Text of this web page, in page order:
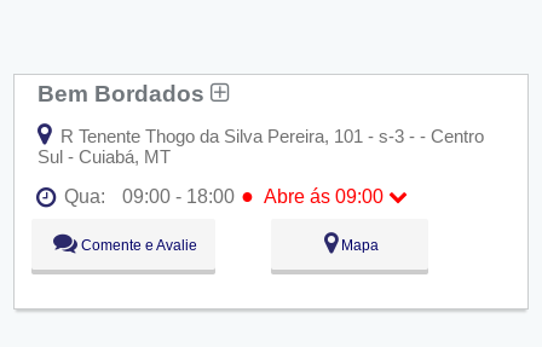
Bem Bordados
R Tenente Thogo da Silva Pereira, 101 - s-3 - - Centro
Sul - Cuiabá, MT
Qua:
09:00 - 18:00 ● Abre ás 09:00
Seg:
Ter:
09:00 - 18:00
Qua:
09:00 - 18:00
Abre ás 09:00
Sex:
09:00 - 18:00
Comente e Avalie Mapa